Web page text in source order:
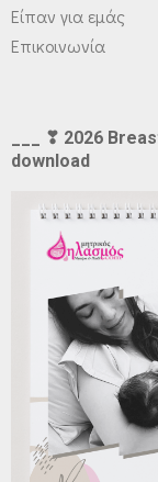
Είπαν για εμάς
Επικοινωνία
___ ❣ 2026
download